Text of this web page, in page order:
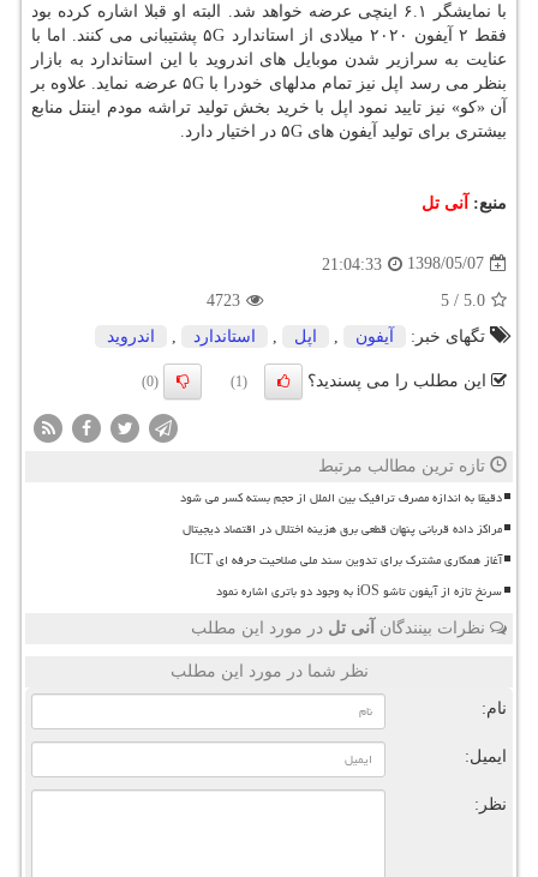
با نمایشگر ۶.۱ اینچی عرضه خواهد شد. البته او قبلا اشاره كرده بود
فقط ۲ آیفون ۲۰۲۰ میلادی از استاندارد ۵G پشتیبانی می كنند. اما با
عنایت به سرازیر شدن موبایل های اندروید با این استاندارد به بازار
بنظر می رسد اپل نیز تمام مدلهای خودرا با ۵G عرضه نماید. علاوه بر
آن «كو» نیز تایید نمود اپل با خرید بخش تولید تراشه مودم اینتل منابع
بیشتری برای تولید آیفون های ۵G در اختیار دارد.
منبع: آنی تل
1398/05/07
21:04:33
5.0
/
5
4723
تگهای خبر:
آیفون اپل استاندارد اندروید
این مطلب را می پسندید؟ (1)
(0)
تازه ترین مطالب مرتبط
دقیقا به اندازه مصرف ترافیک بین الملل از حجم بسته کسر می شود
مراکز داده قربانی پنهان قطعی برق هزینه اختلال در اقتصاد دیجیتال
آغاز همکاری مشترک برای تدوین سند ملی صلاحیت حرفه ای ICT
سرنخ تازه از آیفون تاشو iOS به وجود دو باتری اشاره نمود
نظرات بینندگان آنی تل در مورد این مطلب
نظر شما در مورد این مطلب
نام:
ایمیل:
نظر: